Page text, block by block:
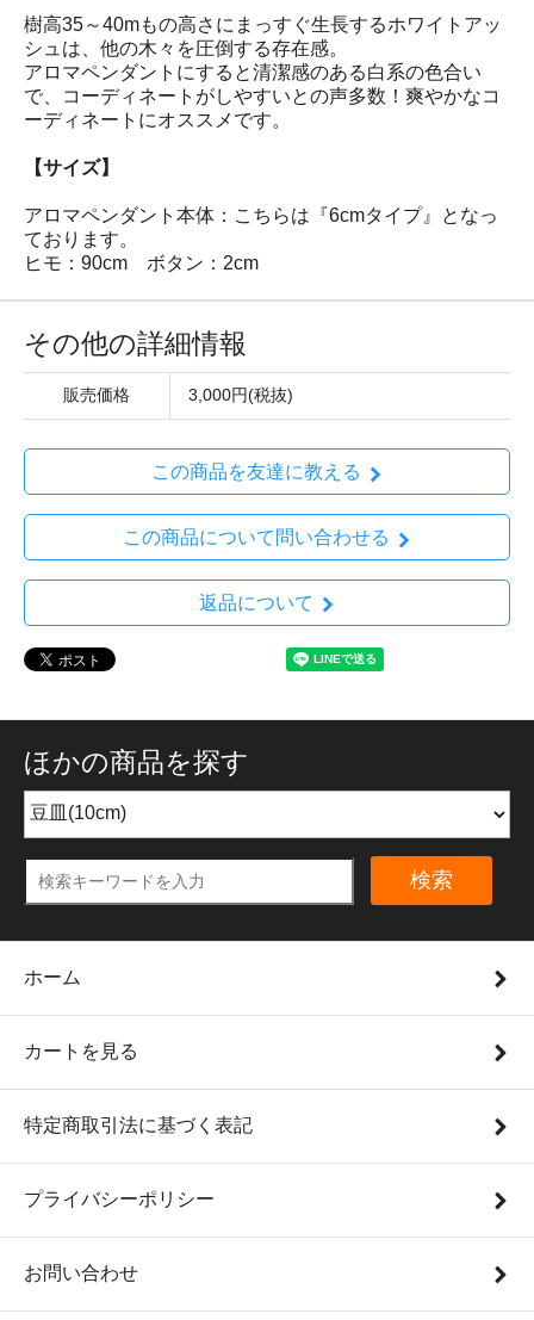
樹高35～40mもの高さにまっすぐ生長するホワイトアッ
シュは、他の木々を圧倒する存在感。
アロマペンダントにすると清潔感のある白系の色合い
で、コーディネートがしやすいとの声多数！爽やかなコ
ーディネートにオススメです。
【サイズ】
アロマペンダント本体：こちらは『6cmタイプ』となっ
ております。
ヒモ：90cm ボタン：2cm
その他の詳細情報
販売価格 3,000円(税抜)
この商品を友達に教える
この商品について問い合わせる
返品について
ほかの商品を探す
検索
ホーム
カートを見る
特定商取引法に基づく表記
プライバシーポリシー
お問い合わせ